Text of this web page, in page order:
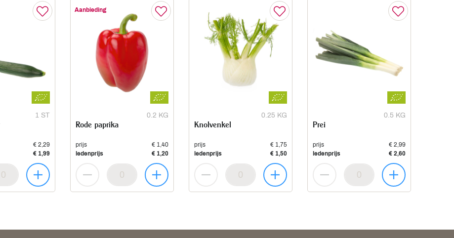
1 ST
€ 2,29
€ 1,99
Aanbieding
0.2 KG
Rode paprika
prijs
€ 1,40
ledenprijs
€ 1,20
0.25 KG
Knolvenkel
prijs
€ 1,75
ledenprijs
€ 1,50
0.5 KG
Prei
prijs
€ 2,99
ledenprijs
€ 2,60